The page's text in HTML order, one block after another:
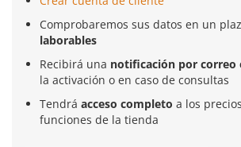
Comprobaremos sus datos en un
laborables
Recibirá una notificación por correo
la activación o en caso de consultas
Tendrá acceso completo a los
funciones de la tienda